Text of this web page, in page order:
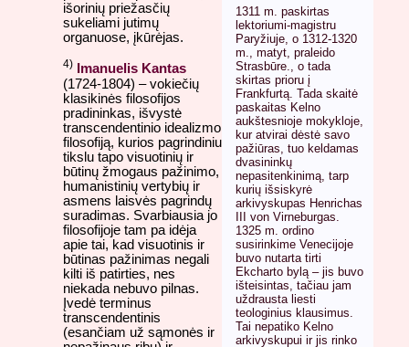
1311 m. paskirtas
lektoriumi-magistru
Paryžiuje, o 1312-1320
m., matyt, praleido
Strasbūre., o tada
skirtas prioru į
Frankfurtą. Tada skaitė
paskaitas Kelno
aukštesnioje mokykloje,
kur atvirai dėstė savo
pažiūras, tuo keldamas
dvasininkų
nepasitenkinimą, tarp
kurių išsiskyrė
arkivyskupas Henrichas
III von Virneburgas.
1325 m. ordino
susirinkime Venecijoje
buvo nutarta tirti
Ekcharto bylą – jis buvo
išteisintas, tačiau jam
uždrausta liesti
teologinius klausimus.
Tai nepatiko Kelno
arkivyskupui ir jis rinko
išorinių priežasčių
sukeliami jutimų
organuose, įkūrėjas.
4) Imanuelis Kantas
(1724-1804) – vokiečių
klasikinės filosofijos
pradininkas, išvystė
transcendentinio idealizmo
filosofiją, kurios pagrindiniu
tikslu tapo visuotinių ir
būtinų žmogaus pažinimo,
humanistinių vertybių ir
asmens laisvės pagrindų
suradimas. Svarbiausia jo
filosofijoje tam pa idėja
apie tai, kad visuotinis ir
būtinas pažinimas negali
kilti iš patirties, nes
niekada nebuvo pilnas.
Įvedė terminus
transcendentinis
(esančiam už sąmonės ir